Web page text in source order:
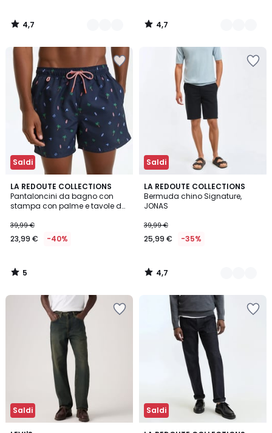
4,7
/
4,7
/
Saldi
LA REDOUTE COLLECTIONS
Pantaloncini da bagno con
stampa con palme e tavole da
39,99 €
23,99 € -40%
5
/
5
5
/
Saldi
LA REDOUTE COLLECTIONS
Bermuda chino Signature,
JONAS
39,99 €
25,99 € -35%
4,7
/ 5
4
Colori
4,7
/
Saldi Saldi